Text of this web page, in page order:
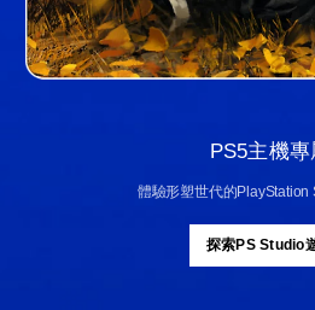
PS5主機專
體驗形塑世代的PlayStation
探索PS Studio